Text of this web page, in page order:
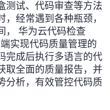
测试、代码审查等方法
经常遇到各种瓶颈，
， 华为云代码检查
实现代码质量管理的
完成后执行多语言的代
取全面的质量报告，并
分析，有效管控代码质